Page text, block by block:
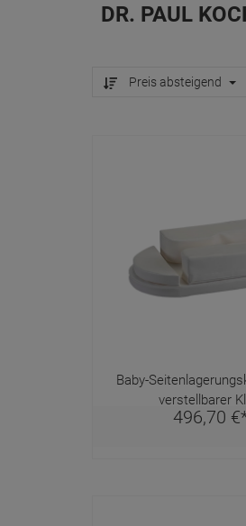
DR. PAUL
Preis absteigend
Baby-
verstellbarer
496,70 €